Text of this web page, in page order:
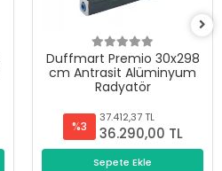
Duffmart Premio 30x298
cm Antrasit Alüminyum
Radyatör
%3
37.412,37 TL
36.290,00 TL
Sepete Ekle